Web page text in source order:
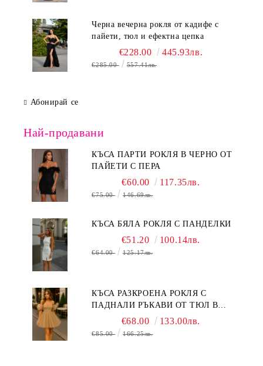
Черна вечерна рокля от кадифе с
пайети, тюл и ефектна цепка
€228.00 445.93лв.
€285.00 557.41лв.
Абонирай се
Най-продавани
КЪСА ПАРТИ РОКЛЯ В ЧЕРНО ОТ
ПАЙЕТИ С ПЕРА
€60.00 117.35лв.
€75.00 146.69лв.
КЪСА БЯЛА РОКЛЯ С ПАНДЕЛКИ
€51.20 100.14лв.
€64.00 125.17лв.
КЪСА РАЗКРОЕНА РОКЛЯ С
ПАДНАЛИ РЪКАВИ ОТ ТЮЛ В
БЕЖОВО€68.00 133.00лв.
€85.00 166.25лв.